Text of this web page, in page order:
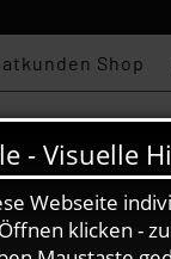
Shop
KarriereMein ELV